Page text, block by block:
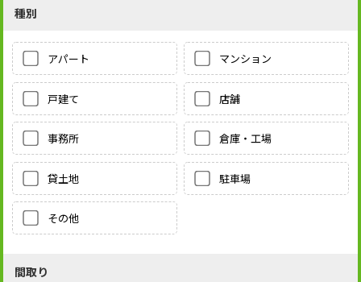
種別
アパート マンション
戸建て 店舗
事務所 倉庫・工場
貸土地 駐車場
その他
間取り